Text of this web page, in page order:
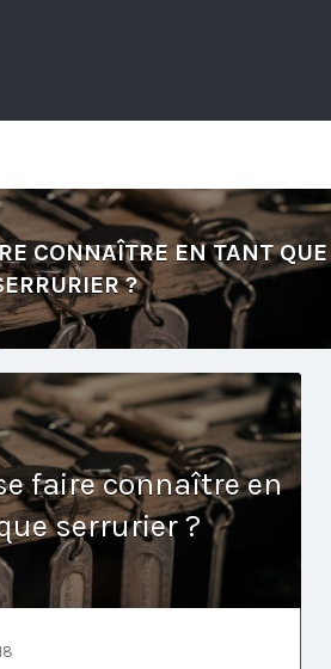
QUALITÉ NATIONALE
CONNAÎTRE EN TANT QUE
?
faire connaître en
serrurier ?